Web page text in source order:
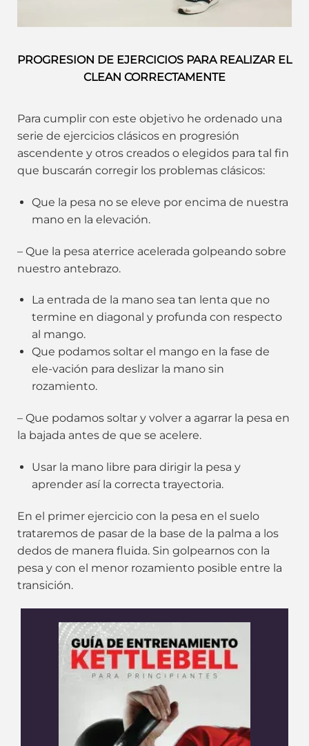
PROGRESION DE EJERCICIOS PARA REALIZAR EL
CLEAN CORRECTAMENTE
Para cumplir con este objetivo he ordenado una
serie de ejercicios clásicos en progresión
ascendente y otros creados o elegidos para tal fin
que buscarán corregir los problemas clásicos:
Que la pesa no se eleve por encima de nuestra
mano en la elevación.
– Que la pesa aterrice acelerada golpeando sobre
nuestro antebrazo.
La entrada de la mano sea tan lenta que no
termine en diagonal y profunda con respecto
al mango.
Que podamos soltar el mango en la fase de
ele-vación para deslizar la mano sin
rozamiento.
– Que podamos soltar y volver a agarrar la pesa en
la bajada antes de que se acelere.
Usar la mano libre para dirigir la pesa y
aprender así la correcta trayectoria.
En el primer ejercicio con la pesa en el suelo
trataremos de pasar de la base de la palma a los
dedos de manera fluida. Sin golpearnos con la
pesa y con el menor rozamiento posible entre la
transición.